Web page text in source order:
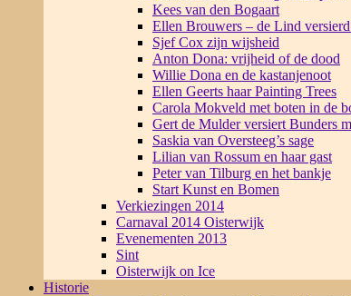
Kees van den Bogaart
Ellen Brouwers – de Lind
Sjef Cox zijn wijsheid
Anton Dona: vrijheid of de dood
Willie Dona en de kastanjenoot
Ellen Geerts haar Painting Trees
Carola Mokveld met boten in de
Gert de Mulder versiert Bunders
Saskia van Oversteeg’s sage
Lilian van Rossum en haar gast
Peter van Tilburg en het bankje
Start Kunst en Bomen
Verkiezingen 2014
Carnaval 2014 Oisterwijk
Evenementen 2013
Sint
Oisterwijk on Ice
Historie